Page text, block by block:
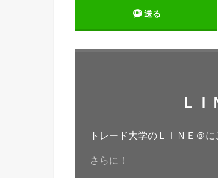
送る
ＬＩ
トレード大学のＬＩＮＥ＠
さらに！